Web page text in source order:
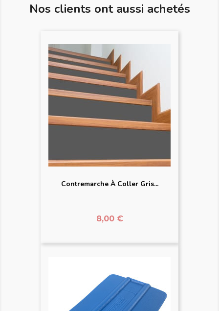
Nos clients ont aussi achetés
Contremarche À Coller Gris...
Prix
8,00 €